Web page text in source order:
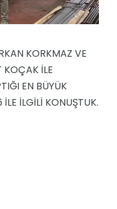
KORKMAZ VE
İLE
EN BÜYÜK
İLGİLİ KONUŞTUK.